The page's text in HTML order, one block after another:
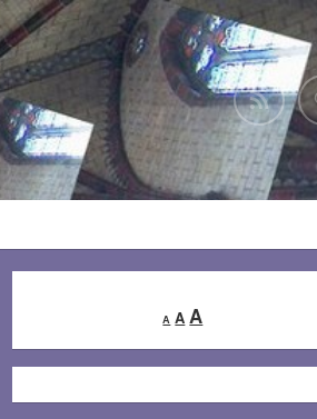
A
Decrease
font
A Reset
AIncrease
font